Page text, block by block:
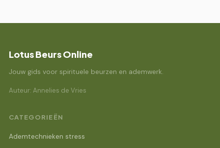
Lotus Beurs Online
Jouw gids voor spirituele beurzen en ademwerk.
Auteur: Annelies de Vries
CATEGORIEËN
Ademtechnieken stress